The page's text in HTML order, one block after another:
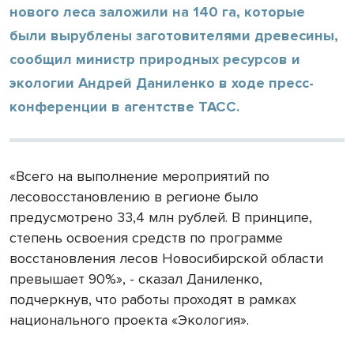
нового леса заложили на 140 га, которые
были вырублены заготовителями древесины,
сообщил министр природных ресурсов и
экологии Андрей Даниленко в ходе пресс-
конференции в агентстве ТАСС.
«Всего на выполнение мероприятий по
лесовосстановлению в регионе было
предусмотрено 33,4 млн рублей. В принципе,
степень освоения средств по программе
восстановления лесов Новосибирской области
превышает 90%», - сказал Даниленко,
подчеркнув, что работы проходят в рамках
национального проекта «Экология».